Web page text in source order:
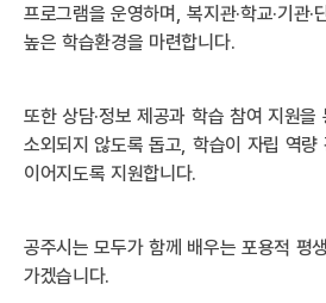
프로그램을 운영하며, 복지관·학교·기관·
높은 학습환경을 마련합니다.
또한 상담·정보 제공과 학습 참여 지원을
소외되지 않도록 돕고, 학습이 자립 역량
이어지도록 지원합니다.
공주시는 모두가 함께 배우는 포용적 평
가겠습니다.